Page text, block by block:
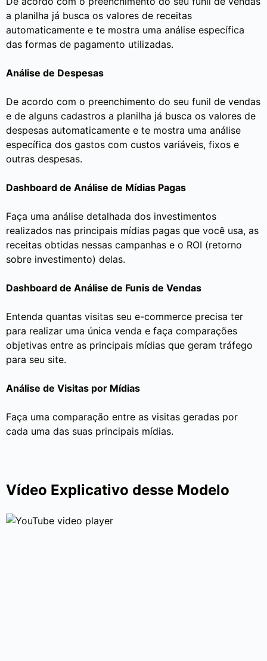
a planilha já busca os valores de receitas
automaticamente e te mostra uma análise específica
das formas de pagamento utilizadas.
Análise de Despesas
De acordo com o preenchimento do seu funil de vendas
e de alguns cadastros a planilha já busca os valores de
despesas automaticamente e te mostra uma análise
específica dos gastos com custos variáveis, fixos e
outras despesas.
Dashboard de Análise de Mídias Pagas
Faça uma análise detalhada dos investimentos
realizados nas principais mídias pagas que você usa, as
receitas obtidas nessas campanhas e o ROI (retorno
sobre investimento) delas.
Dashboard de Análise de Funis de Vendas
Entenda quantas visitas seu e-commerce precisa ter
para realizar uma única venda e faça comparações
objetivas entre as principais mídias que geram tráfego
para seu site.
Análise de Visitas por Mídias
Faça uma comparação entre as visitas geradas por
cada uma das suas principais mídias.
Vídeo Explicativo desse Modelo